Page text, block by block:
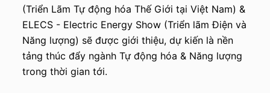
(Triển Lãm Tự động hóa Thế Giới tại Việt Nam) &
ELECS - Electric Energy Show (Triển lãm Điện và
Năng lượng) sẽ được giới thiệu, dự kiến là nền
tảng thúc đẩy ngành Tự động hóa & Năng lượng
trong thời gian tới.